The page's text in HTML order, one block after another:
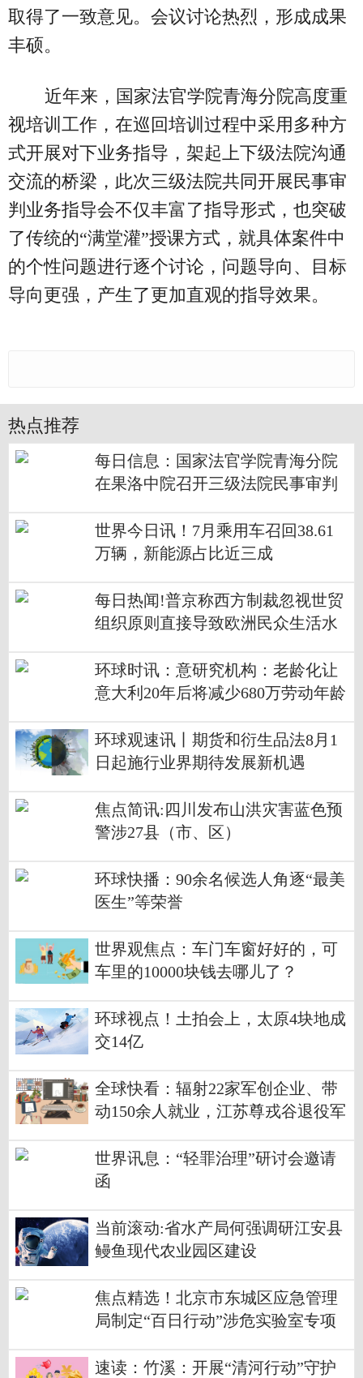
取得了一致意见。会议讨论热烈，形成成果
丰硕。
近年来，国家法官学院青海分院高度重
视培训工作，在巡回培训过程中采用多种方
式开展对下业务指导，架起上下级法院沟通
交流的桥梁，此次三级法院共同开展民事审
判业务指导会不仅丰富了指导形式，也突破
了传统的“满堂灌”授课方式，就具体案件中
的个性问题进行逐个讨论，问题导向、目标
导向更强，产生了更加直观的指导效果。
热点推荐
每日信息：国家法官学院青海分院
在果洛中院召开三级法院民事审判
世界今日讯！7月乘用车召回38.61
万辆，新能源占比近三成
每日热闻!普京称西方制裁忽视世贸
组织原则直接导致欧洲民众生活水
环球时讯：意研究机构：老龄化让
意大利20年后将减少680万劳动年龄
环球观速讯丨期货和衍生品法8月1
日起施行业界期待发展新机遇
焦点简讯:四川发布山洪灾害蓝色预
警涉27县（市、区）
环球快播：90余名候选人角逐“最美
医生”等荣誉
世界观焦点：车门车窗好好的，可
车里的10000块钱去哪儿了？
环球视点！土拍会上，太原4块地成
交14亿
全球快看：辐射22家军创企业、带
动150余人就业，江苏尊戎谷退役军
世界讯息：“轻罪治理”研讨会邀请
函
当前滚动:省水产局何强调研江安县
鳗鱼现代农业园区建设
焦点精选！北京市东城区应急管理
局制定“百日行动”涉危实验室专项
速读：竹溪：开展“清河行动”守护